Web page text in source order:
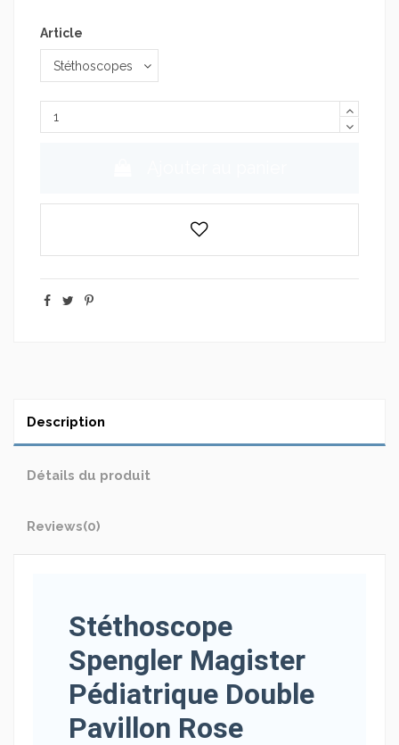
Article
Description
Détails du produit
Reviews(0)
Stéthoscope
Spengler Magister
Pédiatrique Double
Pavillon Rose